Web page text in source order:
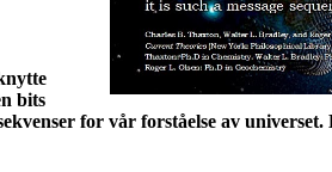
bits
for vår forståelse av